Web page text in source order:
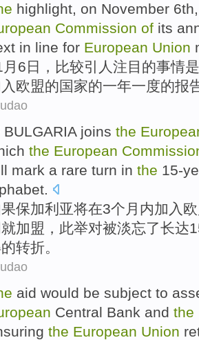
highlight, on November 6th
Commission of its
in line for European Union
6日 ，比较引人 注目 的事情是
欧盟的国家的一年一度的报
BULGARIA joins the
the European
mark a rare turn in the 15-
.
保加利亚将在3个 月内加入
就加盟，此举对被淡忘了长达
转折。
aid would be subject to
Central Bank and the
the European Union